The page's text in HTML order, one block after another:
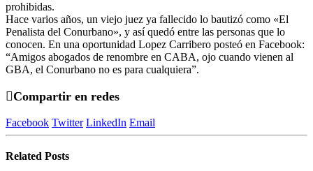
prohibidas.
Hace varios años, un viejo juez ya fallecido lo bautizó como «El
Penalista del Conurbano», y así quedó entre las personas que lo
conocen. En una oportunidad Lopez Carribero posteó en Facebook:
“Amigos abogados de renombre en CABA, ojo cuando vienen al
GBA, el Conurbano no es para cualquiera”.
Compartir en redes
Facebook Twitter LinkedIn Email
Related Posts